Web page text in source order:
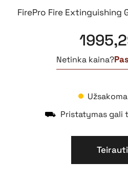
FirePro Fire Extinguishing
Netinka kaina?
⛟ Pristatymas gali